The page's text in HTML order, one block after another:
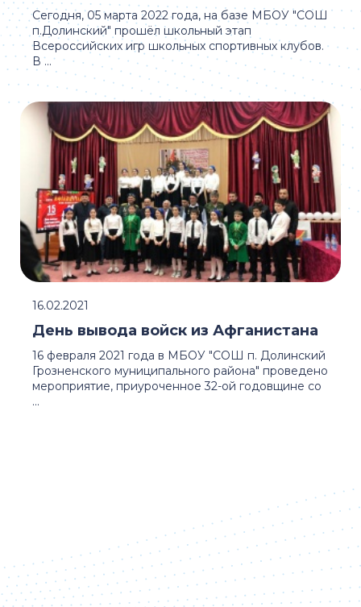
Сегодня, 05 марта 2022 года, на базе МБОУ "СОШ
п.Долинский" прошёл школьный этап
Всероссийских игр школьных спортивных клубов.
В ...
16 февраля 2021 года в МБОУ "СОШ п. Долинский
Грозненского муниципального района" проведено
мероприятие, приуроченное 32-ой годовщине со
...
День вывода войск из Афганистана
16.02.2021